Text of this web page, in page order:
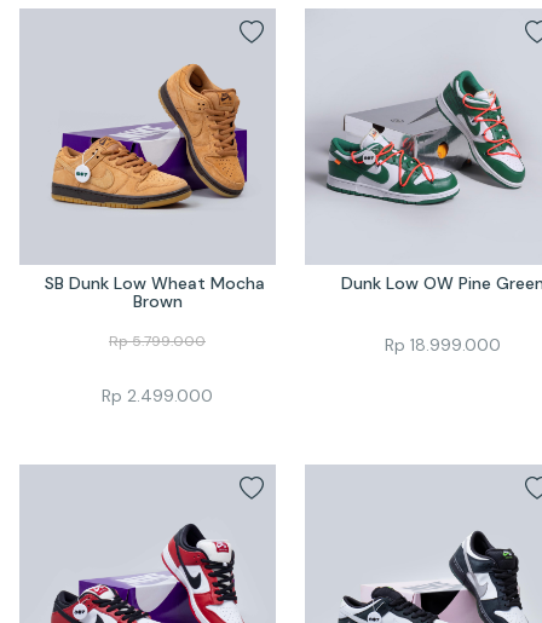
SB Dunk Low Wheat Mocha
Brown
Rp5.799.000
Rp 2.499.000
Dunk Low OW Pine
Rp 18.999.000